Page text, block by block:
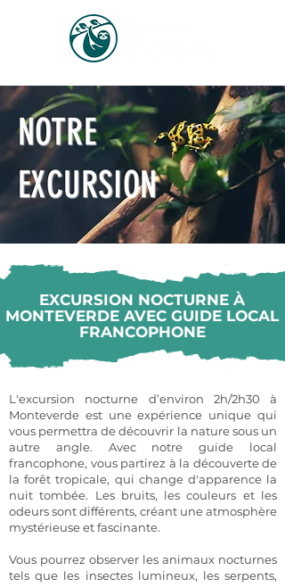
NOTRE
EXCURSION
EXCURSION NOCTURNE À
MONTEVERDE AVEC GUIDE LOCAL
FRANCOPHONE
L'excursion nocturne d’environ 2h/2h30 à
Monteverde est une expérience unique qui
vous permettra de découvrir la nature sous un
autre angle. Avec notre guide local
francophone, vous partirez à la découverte de
la forêt tropicale, qui change d'apparence la
nuit tombée. Les bruits, les couleurs et les
odeurs sont différents, créant une atmosphère
mystérieuse et fascinante.
Vous pourrez observer les animaux nocturnes
tels que les insectes lumineux, les serpents,